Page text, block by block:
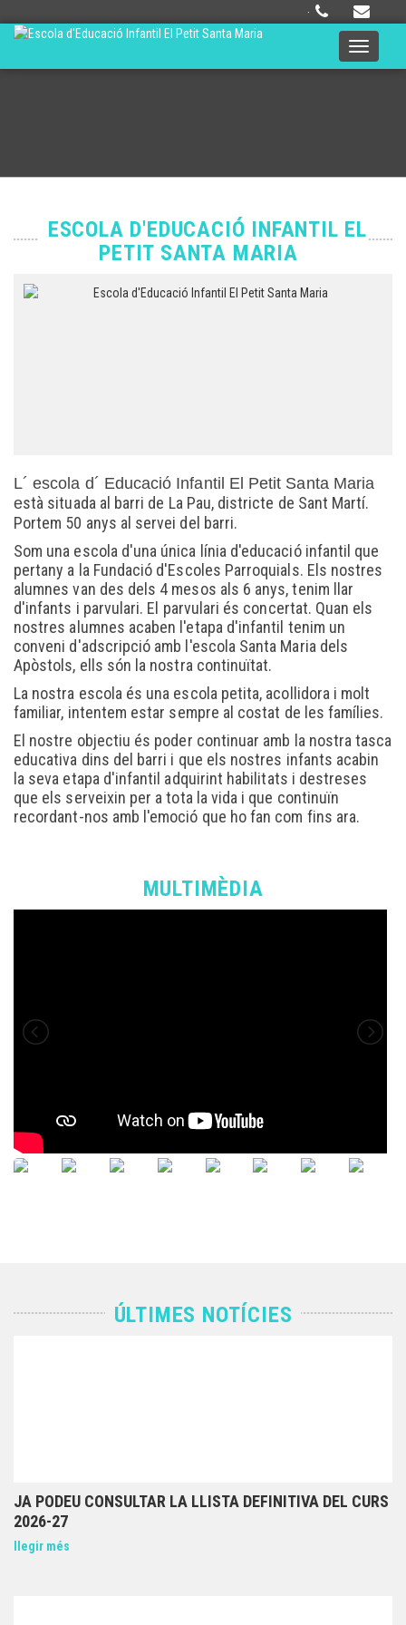
·
Toggle
ESCOLA D'EDUCACIÓ INFANTIL EL
PETIT SANTA MARIA
L´ escola d´ Educació Infantil El Petit Santa Maria
està situada al barri de La Pau, districte de Sant Martí.
Portem 50 anys al servei del barri.
Som una escola d'una única línia d'educació infantil que
pertany a la Fundació d'Escoles Parroquials. Els nostres
alumnes van des dels 4 mesos als 6 anys, tenim llar
d'infants i parvulari. El parvulari és concertat. Quan els
nostres alumnes acaben l'etapa d'infantil tenim un
conveni d'adscripció amb l'escola Santa Maria dels
Apòstols, ells són la nostra continuïtat.
La nostra escola és una escola petita, acollidora i molt
familiar, intentem estar sempre al costat de les famílies.
El nostre objectiu és poder continuar amb la nostra tasca
educativa dins del barri i que els nostres infants acabin
la seva etapa d'infantil adquirint habilitats i destreses
que els serveixin per a tota la vida i que continuïn
recordant-nos amb l'emoció que ho fan com fins ara.
MULTIMÈDIA
ÚLTIMES NOTÍCIES
JA PODEU CONSULTAR LA LLISTA DEFINITIVA DEL CURS
2026-27
llegir més